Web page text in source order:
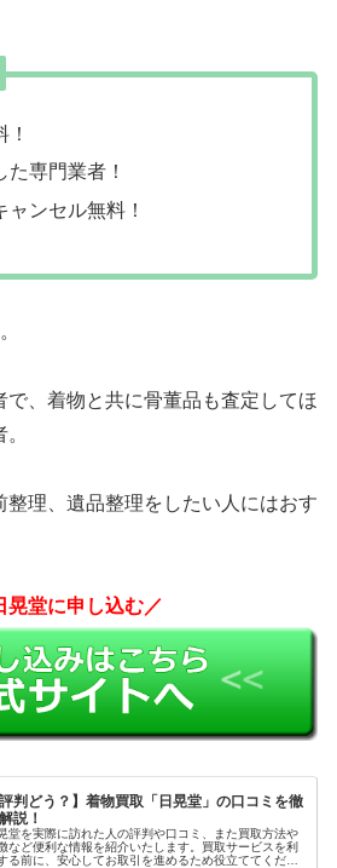
専門業者！
ンセル無料！
、着物と共に骨董品も査定してほ
整理、遺品整理をしたい人にはおす
晃堂に申し込む／
評判どう？】着物買取「日晃堂」の口コミを徹
説！
堂を実際に訪れた人の評判や口コミ、また買取方法や
など便利な情報を紹介いたします。買取サービスを利
る前に、安心してお取引を進めるため役立ててくださ